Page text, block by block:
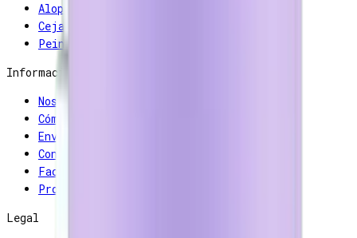
Alopecia
Cejas y pestañas
Peinado
Información
Nosotros
Cómo usar los productos
Envíos
Contacto
Facturación
Programa de afiliados
Legal